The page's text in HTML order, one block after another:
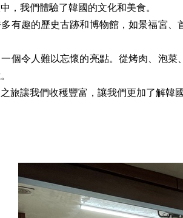
，我們體驗了韓國的文化和美食。
有趣的歷史古跡和博物館，如景福宮
個令人難以忘懷的亮點。從烤肉、泡
旅讓我們收穫豐富，讓我們更加了解韓